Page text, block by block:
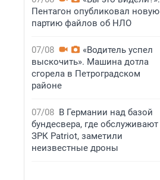
Пентагон опубликовал новую
партию файлов об НЛО
07/08
«Водитель успел
выскочить». Машина дотла
сгорела в Петроградском
районе
07/08 В Германии над базой
бундесвера, где обслуживают
ЗРК Patriot, заметили
неизвестные дроны